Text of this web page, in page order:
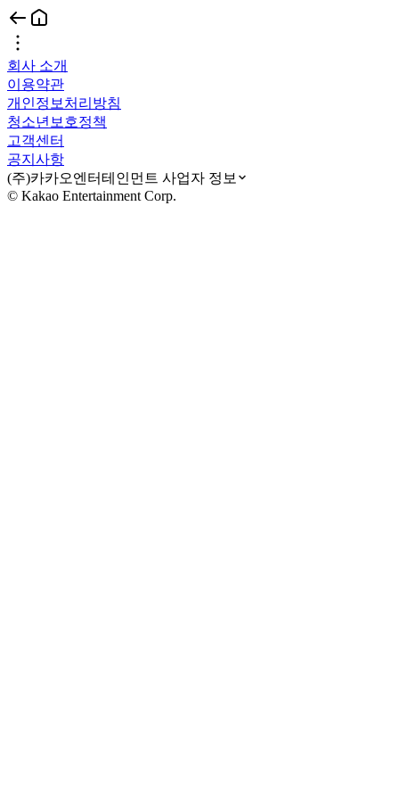
회사 소개
이용약관
개인정보처리방침
청소년보호정책
고객센터
공지사항
(주)카카오엔터테인먼트 사업자 정보
© Kakao Entertainment Corp.